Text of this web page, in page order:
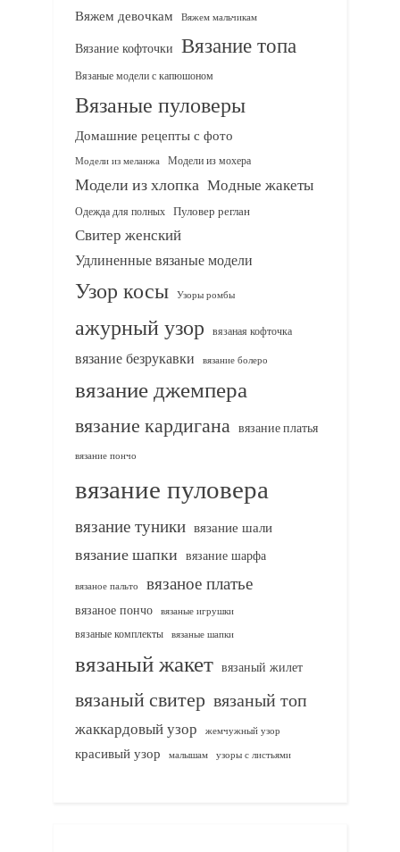
Вяжем девочкам Вяжем мальчикам
Вязание кофточки Вязание топа
Вязаные модели с капюшоном
Вязаные пуловеры
Домашние рецепты с фото
Модели из меланжа Модели из мохера
Модели из хлопка Модные жакеты
Одежда для полных Пуловер реглан
Свитер женский
Удлиненные вязаные модели
Узор косы Узоры ромбы
ажурный узор вязаная кофточка
вязание безрукавки вязание болеро
вязание джемпера
вязание кардигана вязание платья
вязание пончо
вязание пуловера
вязание туники вязание шали
вязание шапки вязание шарфа
вязаное пальто вязаное платье
вязаное пончо вязаные игрушки
вязаные комплекты
вязаные шапки
вязаный жакет вязаный жилет
вязаный свитер вязаный топ
жаккардовый узор жемчужный узор
красивый узор малышам узоры с листьями